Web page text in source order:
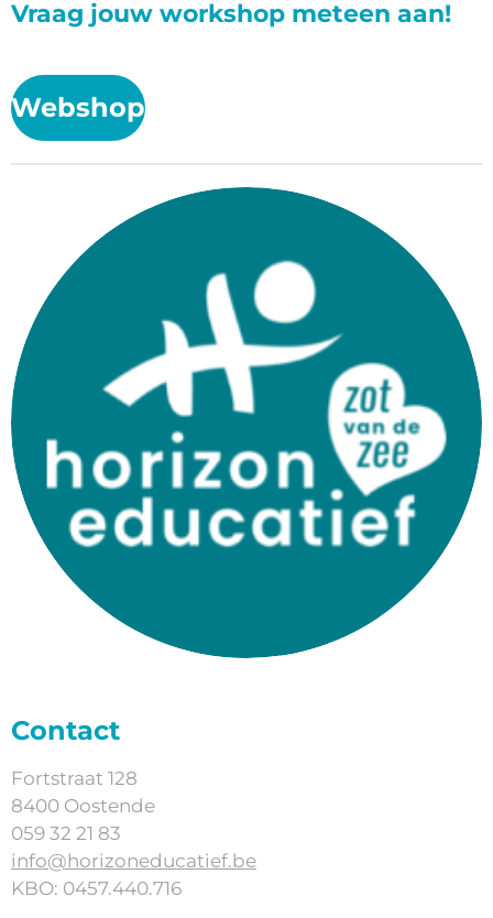
Vraag jouw workshop meteen aan!
Webshop
Contact
Fortstraat 128
8400 Oostende
059 32 21 83
info@horizoneducatief.be
KBO: 0457.440.716